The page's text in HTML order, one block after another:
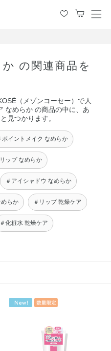
メ
の関連商品を
（メゾンコーセー）で人
なめらか の商品の中に、あ
見つかります。
ポイントメイク なめらか
ップ なめらか
＃アイシャドウ なめらか
めらか ＃リップ 乾燥ケア
＃化粧水 乾燥ケア